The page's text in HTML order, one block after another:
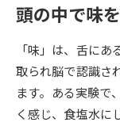
高等学校（情報）教員
頭の中で味
「味」は、舌に
取られ脳で認識さ
ます。ある実験で
く感じ、食塩水に